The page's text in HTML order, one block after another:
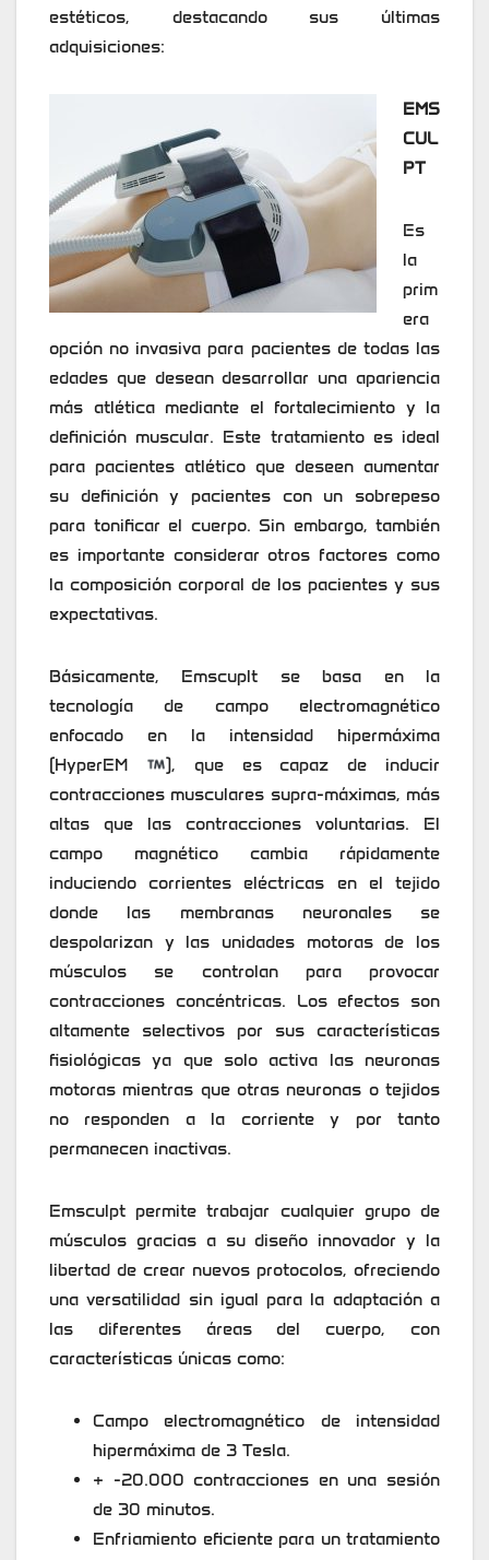
estéticos, destacando sus últimas
adquisiciones:
EMS
CUL
PT
Es
la
prim
era
opción no invasiva para pacientes de todas las
edades que desean desarrollar una apariencia
más atlética mediante el fortalecimiento y la
definición muscular. Este tratamiento es ideal
para pacientes atlético que deseen aumentar
su definición y pacientes con un sobrepeso
para tonificar el cuerpo. Sin embargo, también
es importante considerar otros factores como
la composición corporal de los pacientes y sus
expectativas.
Básicamente, Emscuplt se basa en la
tecnología de campo electromagnético
enfocado en la intensidad hipermáxima
(HyperEM
), que es capaz de inducir
contracciones musculares supra-máximas, más
altas que las contracciones voluntarias. El
campo magnético cambia rápidamente
induciendo corrientes eléctricas en el tejido
donde las membranas neuronales se
despolarizan y las unidades motoras de los
músculos se controlan para provocar
contracciones concéntricas. Los efectos son
altamente selectivos por sus características
fisiológicas ya que solo activa las neuronas
motoras mientras que otras neuronas o tejidos
no responden a la corriente y por tanto
permanecen inactivas.
Emsculpt permite trabajar cualquier grupo de
músculos gracias a su diseño innovador y la
libertad de crear nuevos protocolos, ofreciendo
una versatilidad sin igual para la adaptación a
las diferentes áreas del cuerpo, con
características únicas como:
Campo electromagnético de intensidad
hipermáxima de 3 Tesla.
+ -20.000 contracciones en una sesión
de 30 minutos.
Enfriamiento eficiente para un tratamiento